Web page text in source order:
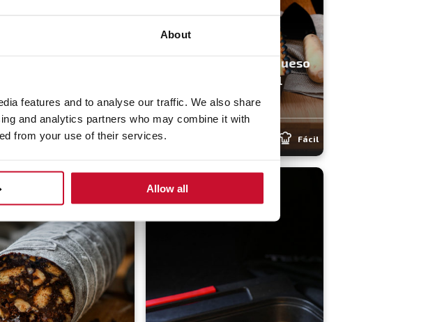
About
features and to analyse our traffic. We also share
and analytics partners who may combine it with
from your use of their services.
Allow all
patatas
(64) 15 min Fácil
Pastel de Oreo con queso
y albaricoques, ideal
para niños
Fácil